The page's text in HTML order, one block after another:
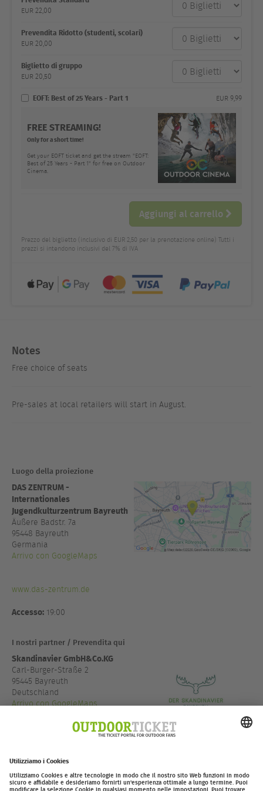
e prezzo
biglietti
EUR 22,00
Prevendita Ridotto (studenti, scolari)
EUR 20,00
Biglietto di gruppo
EUR 20,50
EOFT: Best of 25 Years - Part 1 EUR 9,99
FREE STREAMING!
Only for a short time!
Get your EOFT ticket and get the stream "EOFT:
Best of 25 Years - Part 1" for free on Outdoor
Cinema.
Aggiungi al carrello
Prezzo del biglietto (inclusivo di EUR 2,50 per la prenotazione online) Tutti i
prezzi si intendono inclusivi del 7% di IVA
Notes
Free choice of seats
Pre-sales at local retailers will start in August.
Luogo della proiezione
DAS ZENTRUM -
Internationales
Jugendkulturzentrum Bayreuth
Äußere Badstr. 7a
95448 Bayreuth
Germania
Arrivo con GoogleMaps
www.das-zentrum.de
Accesso: 19:00
I nostri partner / Prevendita qui
Skandinavier GmbH&Co.KG
Carl-Burger-Straße 2
95445 Bayreuth
Deutschland
Arrivo con GoogleMaps
www.derskandinavier.de